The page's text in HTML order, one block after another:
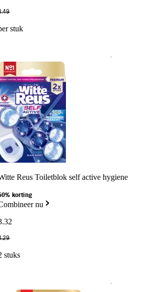
.49
stuk
Reus Toiletblok self active hygiene
korting
nu
.32
.29
stuks